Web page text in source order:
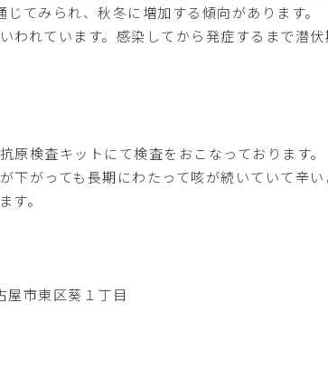
てみられ、秋冬に増加する傾向があります。
われています。感染してから発症するまで潜
原検査キットにて検査をおこなっております。
下がっても長期にわたって咳が続いていて辛
す。
市東区葵１丁目